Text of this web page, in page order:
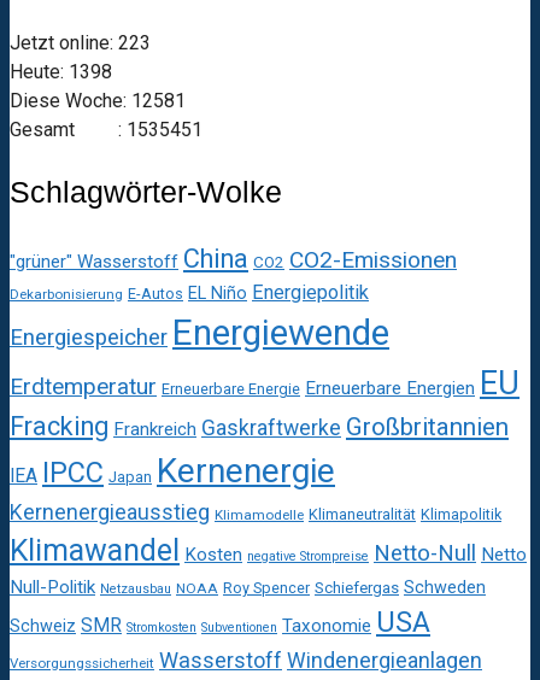
Jetzt online: 223
Heute: 1398
Diese Woche: 12581
Gesamt : 1535451
Schlagwörter-Wolke
"grüner" Wasserstoff China CO2 CO2-Emissionen
Dekarbonisierung E-Autos EL Niño Energiepolitik
Energiespeicher Energiewende
Erdtemperatur Erneuerbare Energie Erneuerbare Energien EU
Fracking Frankreich Gaskraftwerke Großbritannien
IEA IPCC Japan Kernenergie
Kernenergieausstieg Klimamodelle Klimaneutralität Klimapolitik
Klimawandel Kosten negative Strompreise Netto-Null
Netto
Null-Politik Netzausbau NOAA Roy Spencer Schiefergas Schweden
Schweiz SMR Stromkosten Subventionen Taxonomie USA
Versorgungssicherheit Wasserstoff Windenergieanlagen